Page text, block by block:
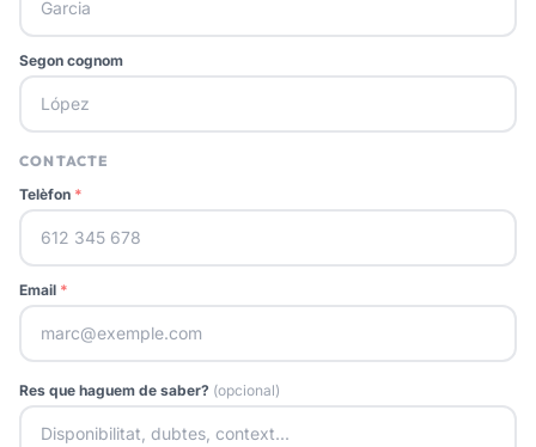
Segon cognom
CONTACTE
Telèfon *
Email *
Res que haguem de saber? (opcional)